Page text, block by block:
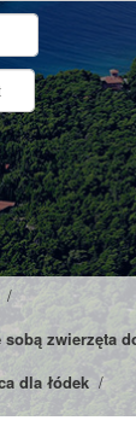
/
sobą zwierzęta
dla łódek /